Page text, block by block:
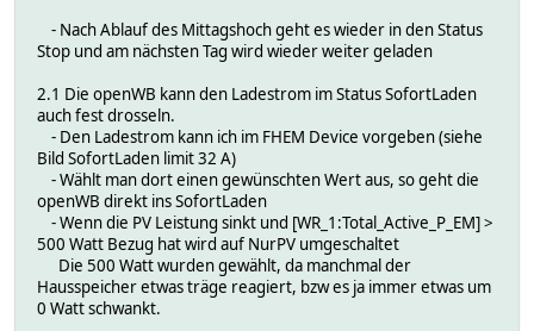
## 4 WR_1_API setzen der init Werte für die Berechnung
## muss man die ersten Werte des Tages gegen 00:01 aus
4_WR_1_API_init_Werte\
{if( !([$SELF:state] eq "off")
and\
[00:01]\
or [$SELF:ui_command_2] eq
) {\
if ($hour > 0) {\
## Achtung, der init Wert muss auf den ersten Wert
\
## Korrektur der Tages Werte\
my $Active_energy = ::CommandGet(undef,
SELECT VALUE FROM history\
- Nach Ablauf des Mittagshoch geht es wieder in den Status
Stop und am nächsten Tag wird wieder weiter geladen
2.1 Die openWB kann den Ladestrom im Status SofortLaden
auch fest drosseln.
- Den Ladestrom kann ich im FHEM Device vorgeben (siehe
Bild SofortLaden limit 32 A)
- Wählt man dort einen gewünschten Wert aus, so geht die
openWB direkt ins SofortLaden
- Wenn die PV Leistung sinkt und [WR_1:Total_Active_P_EM] >
500 Watt Bezug hat wird auf NurPV umgeschaltet
Die 500 Watt wurden gewählt, da manchmal der
Hausspeicher etwas träge reagiert, bzw es ja immer etwas um
0 Watt schwankt.